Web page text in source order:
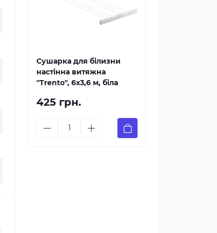
Сушарка для білизни
настінна витяжна
"Trento", 6х3,6 м, біла
425 грн.